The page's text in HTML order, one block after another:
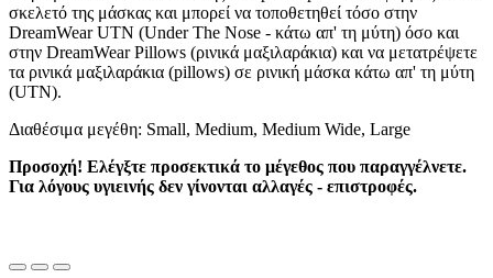
σκελετό της μάσκας και μπορεί να τοποθετηθεί τόσο στην
DreamWear UTN (Under The Nose - κάτω απ' τη μύτη) όσο και
στην DreamWear Pillows (ρινικά μαξιλαράκια) και να μετατρέψετε
τα ρινικά μαξιλαράκια (pillows) σε ρινική μάσκα κάτω απ' τη μύτη
(UTN).
Διαθέσιμα μεγέθη: Small, Medium, Medium Wide, Large
Προσοχή! Ελέγξτε προσεκτικά το μέγεθος που παραγγέλνετε.
Για λόγους υγιεινής δεν γίνονται αλλαγές - επιστροφές.